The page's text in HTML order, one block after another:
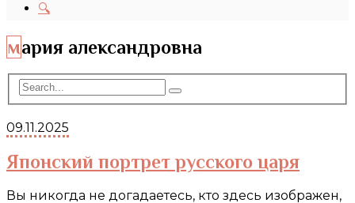
🔍
мария александровна
09.11.2025
Японский портрет русского царя
Вы никогда не догадаетесь, кто здесь изображен,